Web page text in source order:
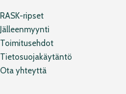
RASK-ripset
Jälleenmyynti
Toimitusehdot
Tietosuojakäytäntö
Ota yhteyttä